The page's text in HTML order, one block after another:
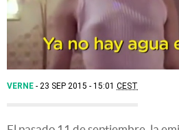
VERNE 23 SEP 2015 - 15:01 CEST